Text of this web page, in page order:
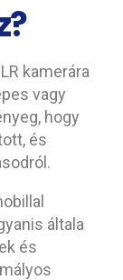
kamerára
vagy
hogy
és
általa
és